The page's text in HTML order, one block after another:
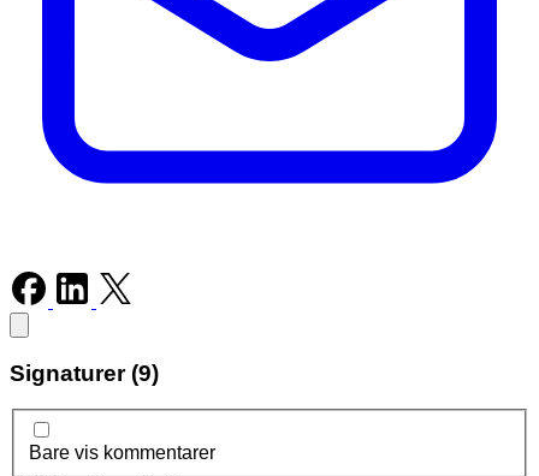
Signaturer (9)
Bare vis kommentarer